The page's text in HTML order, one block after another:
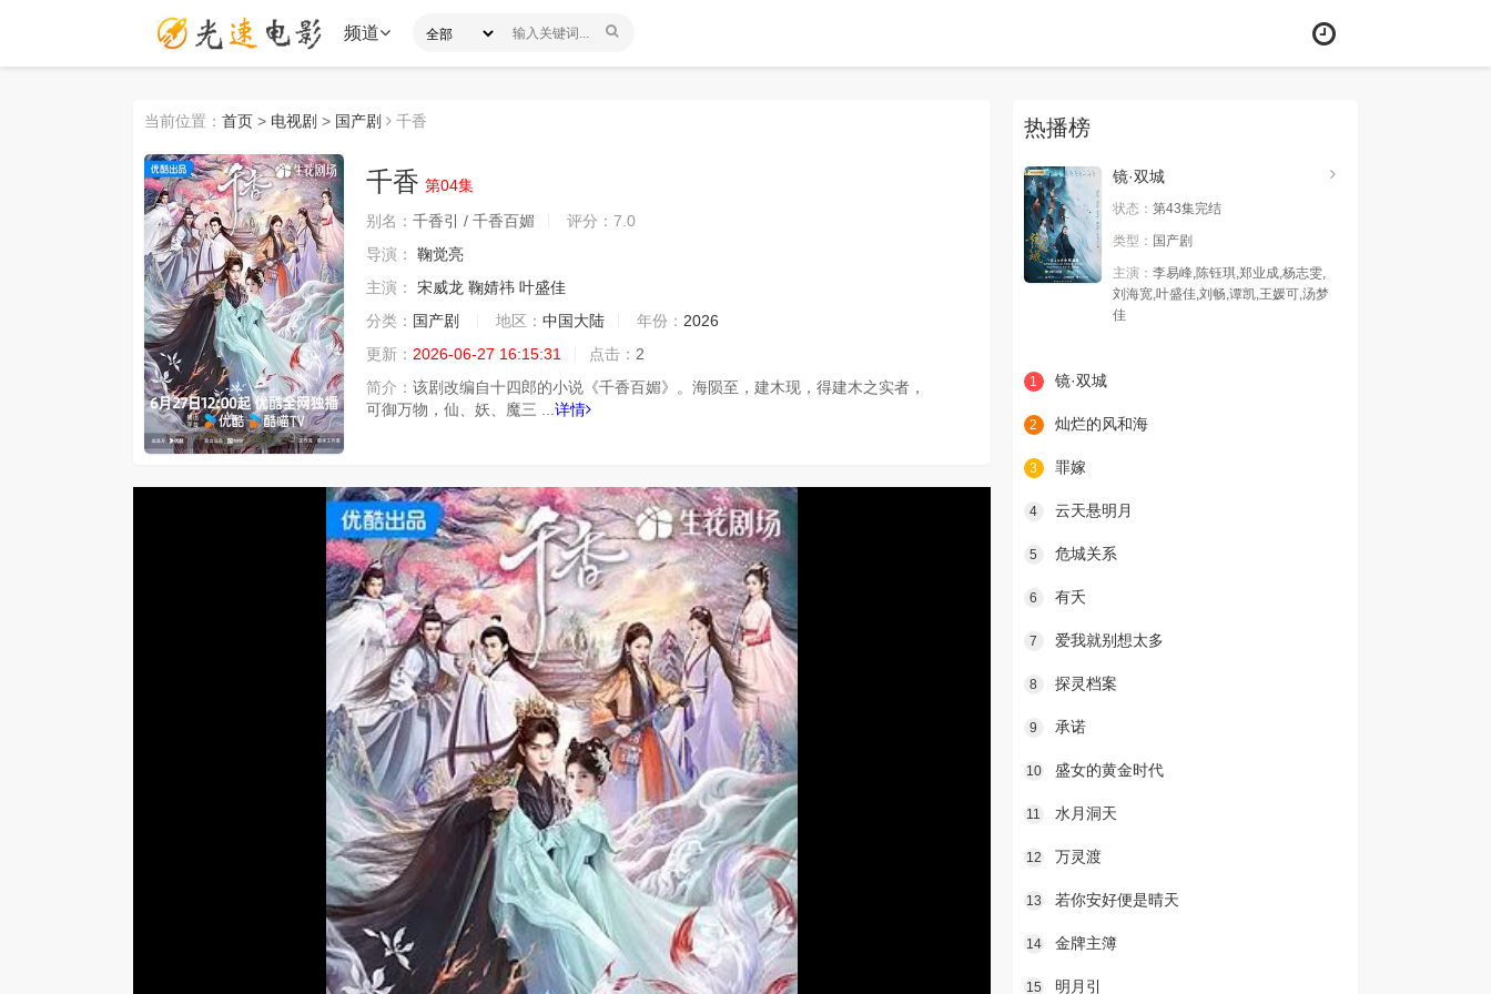
频道
当前位置： 首页 > 电视剧 > 国产剧 千香
千香 第04集
别名： 千香引 / 千香百媚 评分： 7.0
导演：
鞠觉亮
主演：
宋威龙 鞠婧祎 叶盛佳
分类： 国产剧 地区： 中国大陆 年份： 2026
更新： 2026-06-27 16:15:31 点击： 2
简介： 该剧改编自十四郎的小说《千香百媚》。海陨至，建木现，得建木之实者，
可御万物，仙、妖、魔三 ... 详情
热播榜
镜·双城
状态： 第43集完结
类型： 国产剧
主演： 李易峰,陈钰琪,郑业成,杨志雯,
刘海宽,叶盛佳,刘畅,谭凯,王媛可,汤梦
佳
1 镜·双城
2 灿烂的风和海
3 罪嫁
4 云天悬明月
5 危城关系
6 有夭
7 爱我就别想太多
8 探灵档案
9 承诺
10 盛女的黄金时代
11 水月洞天
12 万灵渡
13 若你安好便是晴天
14 金牌主簿
15 明月引